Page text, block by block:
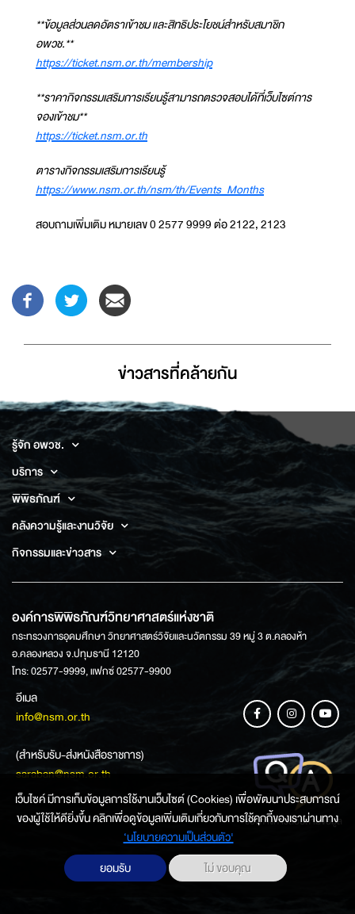
**ข้อมูลส่วนลดอัตราเข้าชม และสิทธิประโยชน์สำหรับสมาชิก
อพวช.**
https://ticket.nsm.or.th/membership
**ราคากิจกรรมเสริมการเรียนรู้สามารถตรวจสอบได้ที่เว็บไซต์การ
จองเข้าชม**
https://ticket.nsm.or.th
ตารางกิจกรรมเสริมการเรียนรู้
https://www.nsm.or.th/nsm/th/Events_Months
สอบถามเพิ่มเติม หมายเลข 0 2577 9999 ต่อ 2122, 2123
ข่าวสารที่่คล้ายกัน
รู้จัก อพวช.
บริการ
พิพิธภัณฑ์
คลังความรู้และงานวิจัย
กิจกรรมและข่าวสาร
องค์การพิพิธภัณฑ์วิทยาศาสตร์แห่งชาติ
กระทรวงการอุดมศึกษา วิทยาศาสตร์วิจัยและนวัตกรรม 39 หมู่ 3 ต.คลองห้า
อ.คลองหลวง จ.ปทุมธานี 12120
โทร: 02577-9999, แฟกซ์ 02577-9900
อีเมล
info@nsm.or.th
(สำหรับรับ-ส่งหนังสือราชการ)
saraban@nsm.or.th
ช่องทางการสอบถามข้อมูล
เว็บไซค์ มีการเก็บข้อมูลการใช้งานเว็บไซต์ (Cookies) เพื่อพัฒนาประสบการณ์
ของผู้ใช้ให้ดียิ่งขึ้น คลิกเพื่อดูข้อมูลเพิ่มเติมเกี่ยวกับการใช้คุกกี้ของเราผ่านทาง
‘นโยบายความเป็นส่วนตัว'
ยอมรับ
ไม่ ขอบคุณ